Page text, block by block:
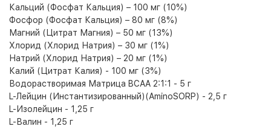
Кальций (Фосфат Кальция) – 100 мг (10%)
Фосфор (Фосфат Кальция) – 80 мг (8%)
Магний (Цитрат Магния) – 50 мг (13%)
Хлорид (Хлорид Натрия) – 30 мг (1%)
Натрий (Хлорид Натрия) – 20 мг (1%)
Калий (Цитрат Калия) - 100 мг (3%)
Водорастворимая Матрица BCAA 2:1:1 - 5 г
L-Лейцин (Инстантизированный)(AminoSORP) - 2,5 г
L-Изолейцин - 1,25 г
L-Валин - 1,25 г